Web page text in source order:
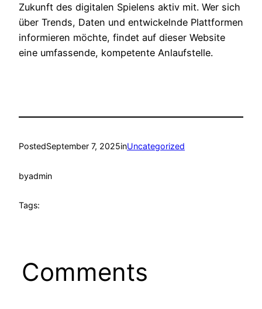
Zukunft des digitalen Spielens aktiv mit. Wer sich
über Trends, Daten und entwickelnde Plattformen
informieren möchte, findet auf dieser Website
eine umfassende, kompetente Anlaufstelle.
PostedSeptember 7, 2025inUncategorized
byadmin
Tags:
Comments